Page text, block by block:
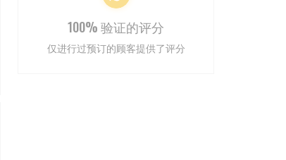
100% 验证的评分
仅进行过预订的顾客提供了评分